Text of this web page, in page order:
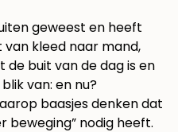
geweest en heeft
van kleed naar mand,
buit van de dag is en
van: en nu?
baasjes denken dat
beweging” nodig heeft.